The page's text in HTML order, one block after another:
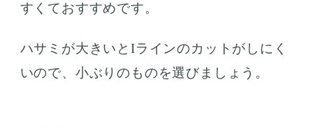
すくておすすめです。
ハサミが大きいとIラインのカットがしにく
いので、小ぶりのものを選びましょう。